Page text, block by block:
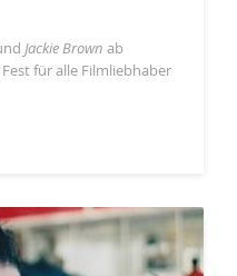
Jackie Brown ab
für alle Filmliebhaber